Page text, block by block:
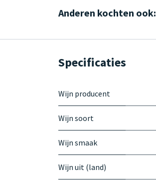
Anderen kochten ook:
Specificaties
Wijn producent
Wijn soort
Wijn smaak
Wijn uit (land)